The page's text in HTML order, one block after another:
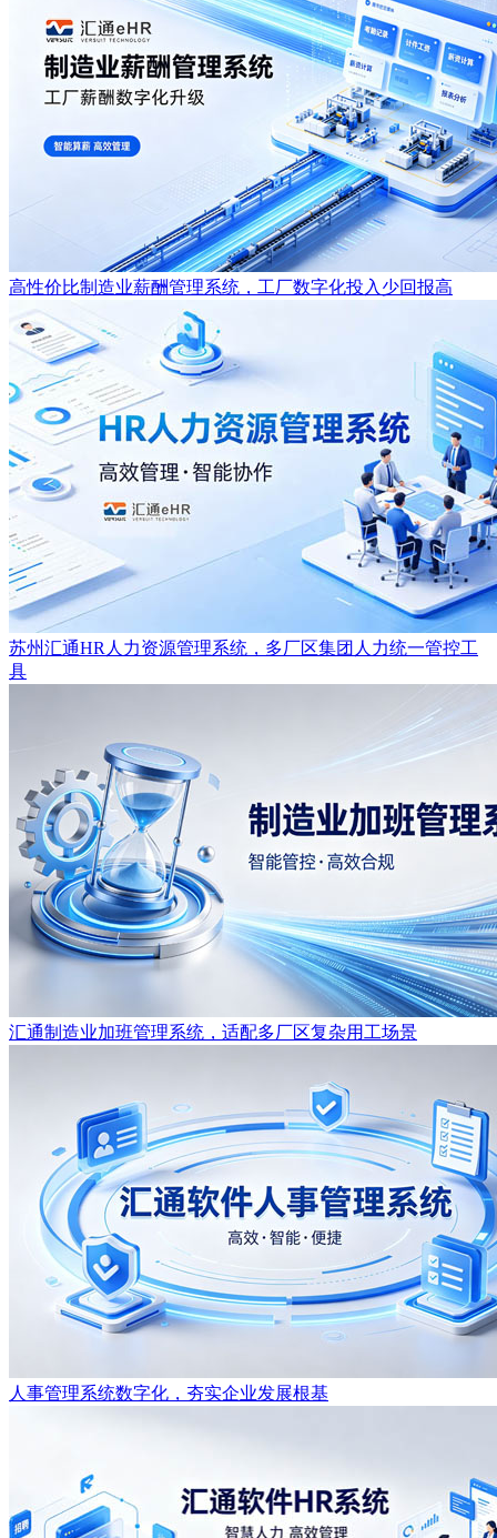
高性价比制造业薪酬管理系统，工厂数字化投入少回报高
苏州汇通HR人力资源管理系统，多厂区集团人力统一管控工
具
汇通制造业加班管理系统，适配多厂区复杂用工场景
人事管理系统数字化，夯实企业发展根基